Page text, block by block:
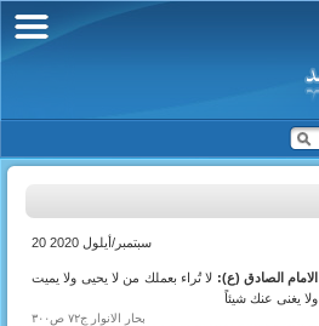
20 سبتمبر/أيلول 2020
الامام الصادق (ع): لا تُراء بعملك من لا يحيى ولا يميت
ولا يغنى عنك شيئاً
بحار الانوار ج٧٢ ص٣٠٠